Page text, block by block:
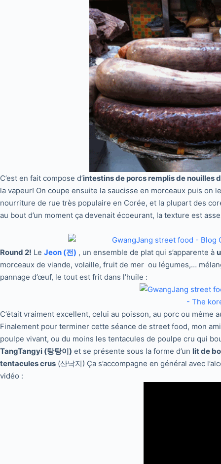
C’est en fait compose d’intestins de porcs remplis de nouilles
la vapeur! On coupe ensuite la saucisse en morceaux puis on
nourriture de rue très populaire en Corée, et la plupart des
au bout d’un moment ça devenait écoeurant, la texture est
Round 2! Le Jeon (전) , un ensemble de plat qui s’apparente à
morceaux de viande, volaille, fruit de mer ou légumes,…
pannage d’œuf, le tout est frit dans l’huile :
C’était vraiment excellent, celui au poisson, au porc ou même
Finalement pour terminer cette séance de street food, mon
poulpe vivant, ou du moins les tentacules de poulpe cru qui
TangTangyi (탕탕이) et se présente sous la forme d’un lit de
tentacules crus (산낙지) Ça s’accompagne en général avec
vidéo :